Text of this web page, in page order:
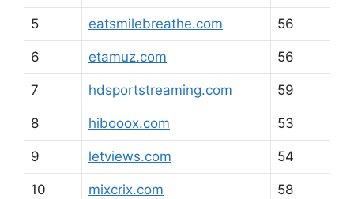
5 eatsmilebreathe.com 56
6 etamuz.com 56
7 hdsportstreaming.com 59
8 hibooox.com 53
9 letviews.com 54
10 mixcrix.com 58